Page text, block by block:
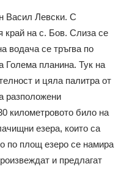
Васил Левски. С
край на с. Бов. Слиза се
водача се тръгва по
Голема планина. Тук на
и цяла палитра от
разположени
километровото било на
езера, които са
по площ езеро се намира
и предлагат